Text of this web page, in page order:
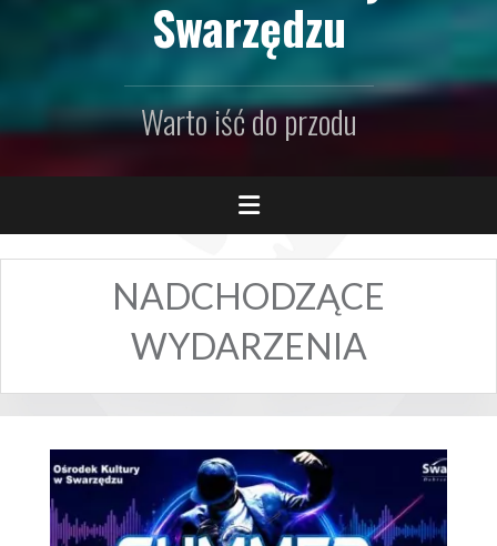
Swarzędzu
Warto iść do przodu
NADCHODZĄCE
WYDARZENIA